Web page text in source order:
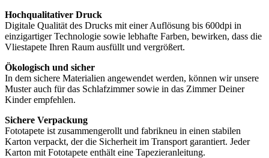
Hochqualitativer Druck
Digitale Qualität des Drucks mit einer Auflösung bis 600dpi in
einzigartiger Technologie sowie lebhafte Farben, bewirken, dass die
Vliestapete Ihren Raum ausfüllt und vergrößert.
Ökologisch und sicher
In dem sichere Materialien angewendet werden, können wir unsere
Muster auch für das Schlafzimmer sowie in das Zimmer Deiner
Kinder empfehlen.
Sichere Verpackung
Fototapete ist zusammengerollt und fabrikneu in einen stabilen
Karton verpackt, der die Sicherheit im Transport garantiert. Jeder
Karton mit Fototapete enthält eine Tapezieranleitung.